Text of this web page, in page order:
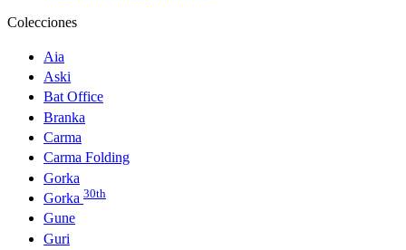
Colecciones
Aia
Aski
Bat Office
Branka
Carma
Carma Folding
Gorka
Gorka 30th
Gune
Guri